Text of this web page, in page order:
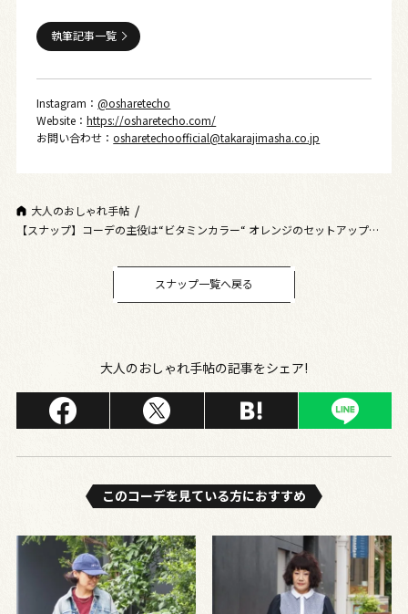
執筆記事一覧
Instagram：@osharetecho
Website：https://osharetecho.com/
お問い合わせ：osharetechoofficial@takarajimasha.co.jp
大人のおしゃれ手帖
【スナップ】コーデの主役は“ビタミンカラー“ オレンジのセットアップを品
スナップ一覧へ戻る
大人のおしゃれ手帖の記事をシェア!
このコーデを⾒ている⽅におすすめ